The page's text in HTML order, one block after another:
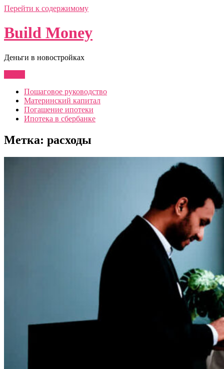
Перейти к содержимому
Build Money
Деньги в новостройках
Пошаговое руководство
Материнский капитал
Погашение ипотеки
Ипотека в сбербанке
Метка: расходы